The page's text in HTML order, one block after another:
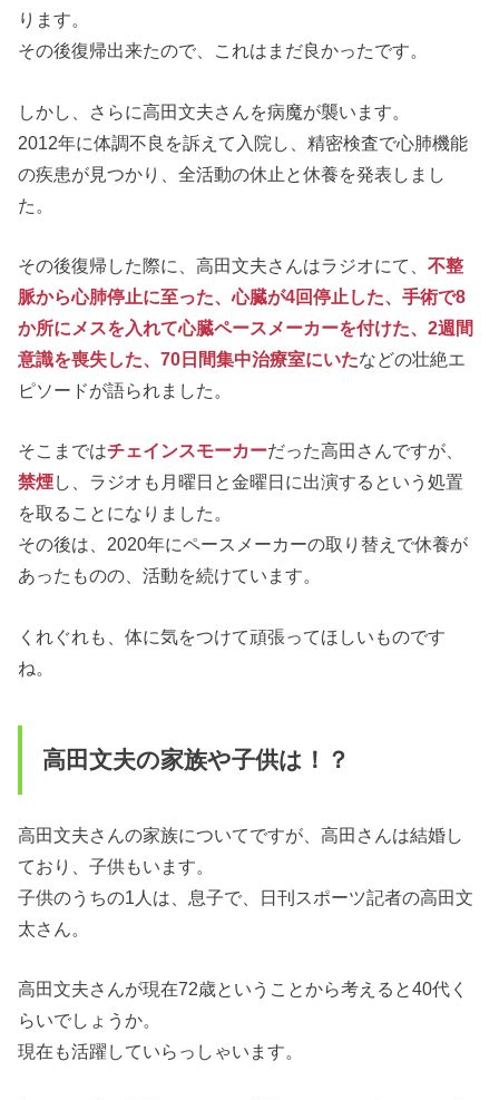
ります。
その後復帰出来たので、これはまだ良かったです。
しかし、さらに高田文夫さんを病魔が襲います。
2012年に体調不良を訴えて入院し、精密検査で心肺機能
の疾患が見つかり、全活動の休止と休養を発表しまし
た。
その後復帰した際に、高田文夫さんはラジオにて、不整
脈から心肺停止に至った、心臓が4回停止した、手術で8
か所にメスを入れて心臓ペースメーカーを付けた、2週間
意識を喪失した、70日間集中治療室にいたなどの壮絶エ
ピソードが語られました。
そこまではチェインスモーカーだった高田さんですが、
禁煙し、ラジオも月曜日と金曜日に出演するという処置
を取ることになりました。
その後は、2020年にペースメーカーの取り替えで休養が
あったものの、活動を続けています。
くれぐれも、体に気をつけて頑張ってほしいものです
ね。
高田文夫の家族や子供は！？
高田文夫さんの家族についてですが、高田さんは結婚し
ており、子供もいます。
子供のうちの1人は、息子で、日刊スポーツ記者の高田文
太さん。
高田文夫さんが現在72歳ということから考えると40代く
らいでしょうか。
現在も活躍していらっしゃいます。